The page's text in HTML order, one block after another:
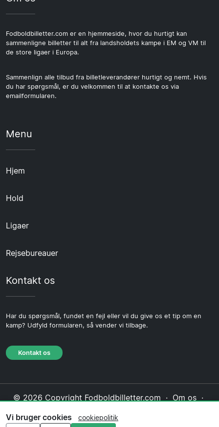
Fodboldbilletter.com er en hjemmeside, hvor du hurtigt kan
sammenligne billetter til alt fra landsholdets kampe i EM og VM til
de store ligaer i Europa.
Sammenlign alle tilbud fra billetleverandører hurtigt og nemt. Hvis
du har spørgsmål, er du velkommen til at kontakte os via
emailformularen.
Menu
Hjem
Hold
Ligaer
Rejsebureauer
Kontakt os
Har du spørgsmål, fundet en fejl eller vil du give os et tip om en
kamp? Udfyld formularen, så vender vi tilbage.
Kontakt os
© 2026 Copyright Fodboldbilletter.com · Om os ·
Redaktionel politik
Vi bruger cookies cookiepolitik